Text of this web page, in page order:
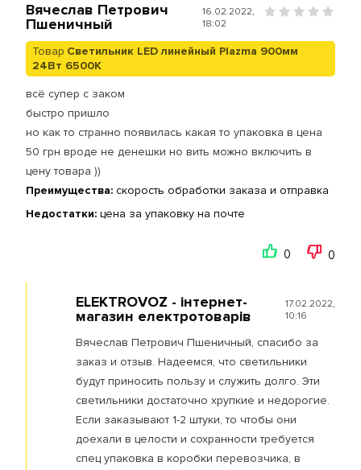
Вячеслав Петрович
Пшеничный
16.02.2022,
18:02
Товар Cветильник LED линейный Plazma 900мм
24Вт 6500K
всё супер с заком
быстро пришло
но как то странно появилась какая то упаковка в цена
50 грн вроде не денешки но вить можно включить в
цену товара ))
Преимущества: скорость обработки заказа и отправка
Недостатки: цена за упаковку на почте
0 0
ELEKTROVOZ - інтернет-
магазин електротоварів
17.02.2022,
10:16
Вячеслав Петрович Пшеничный, спасибо за
заказ и отзыв. Надеемся, что светильники
будут приносить пользу и служить долго. Эти
светильники достаточно хрупкие и недорогие.
Если заказывают 1-2 штуки, то чтобы они
доехали в целости и сохранности требуется
спец упаковка в коробки перевозчика, в